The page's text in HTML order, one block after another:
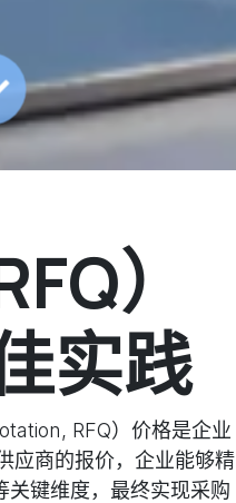
）
实践
RFQ）价格是企业
应商的报价，企业能够精
关键维度，最终实现采购